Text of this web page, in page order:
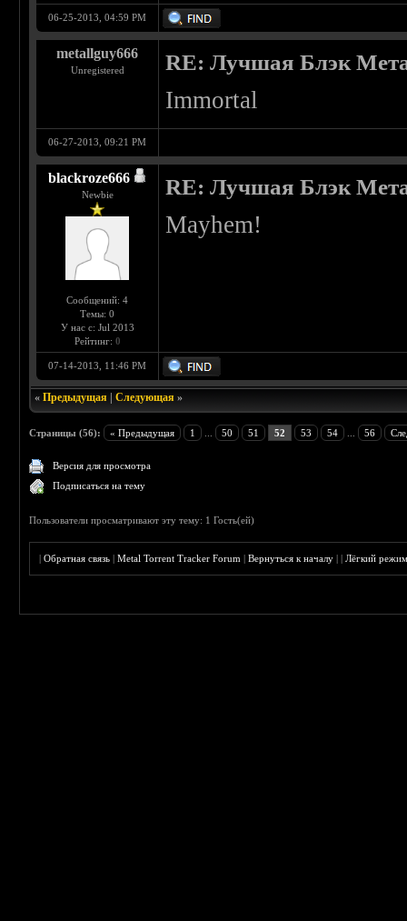
06-25-2013, 04:59 PM
metallguy666
Unregistered RE: Лучшая Блэк
Immortal
06-27-2013, 09:21 PM
blackroze666
Newbie
Сообщений: 4
Темы: 0
У нас с: Jul 2013
Рейтинг: 0
RE: Лучшая Блэк
Mayhem!
07-14-2013, 11:46 PM
«Предыдущая |Следующая »
Страницы (56): « Предыдущая 1 50 51 52 53 54 56
Версия для просмотра
Подписаться на тему
Пользователи просматривают эту тему: 1 Гость(ей)
|Обратная связь |Metal Torrent Tracker Forum |Вернуться к началу ||Лёгкий